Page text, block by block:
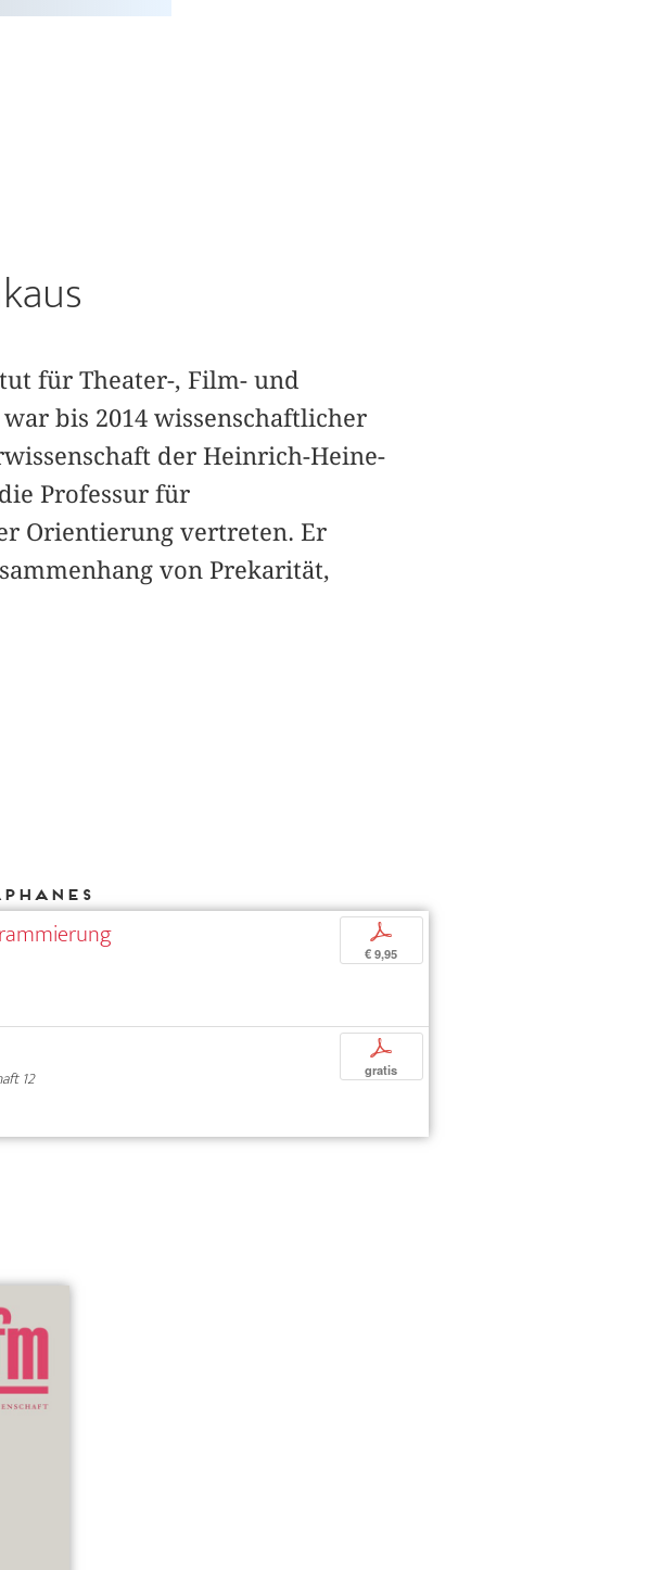
für Theater-, Film- und
bis 2014 wissenschaftlicher
der Heinrich-Heine-
Professur für
Orientierung vertreten. Er
von Prekarität,
p
€ 9,95
12
p
gratis